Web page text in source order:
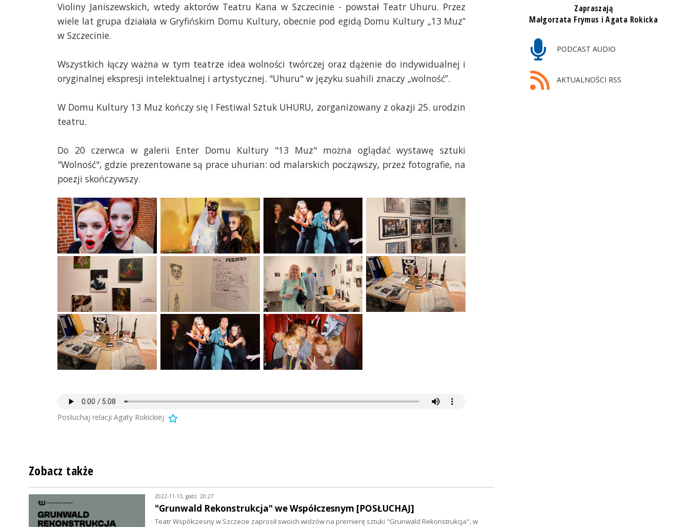
Violiny Janiszewskich, wtedy aktorów Teatru Kana w Szczecinie - powstał Teatr Uhuru. Przez
wiele lat grupa działała w Gryfińskim Domu Kultury, obecnie pod egidą Domu Kultury „13 Muz”
w Szczecinie.
Wszystkich łączy ważna w tym teatrze idea wolności twórczej oraz dążenie do indywidualnej i
oryginalnej ekspresji intelektualnej i artystycznej. "Uhuru" w języku suahili znaczy „wolność”.
W Domu Kultury 13 Muz kończy się I Festiwal Sztuk UHURU, zorganizowany z okazji 25. urodzin
teatru.
Do 20 czerwca w galerii Enter Domu Kultury "13 Muz" można oglądać wystawę sztuki
"Wolność", gdzie prezentowane są prace uhurian: od malarskich począwszy, przez fotografie, na
poezji skończywszy.
Posłuchaj relacji Agaty Rokickiej
Zapraszają
Małgorzata Frymus i Agata Rokicka
PODCAST AUDIO
AKTUALNOŚCI RSS
Zobacz także
2022-11-13, godz. 20:27
"Grunwald Rekonstrukcja" we Współczesnym [POSŁUCHAJ]
Teatr Współczesny w Szczecie zaprosił swoich widzów na premierę sztuki "Grunwald Rekonstrukcja", w